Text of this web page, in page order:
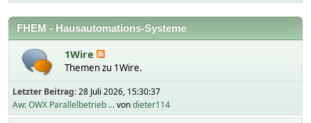
FHEM - Hausautomations-Systeme
1Wire
Themen zu 1Wire.
Letzter Beitrag:28 Juli 2026, 15:30:37
Aw: OWX Parallelbetrieb ...vondieter114